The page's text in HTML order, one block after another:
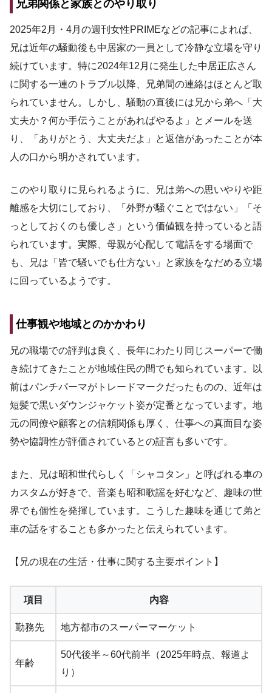
兄弟関係と家族とのやり取り
2025年2月・4月の週刊女性PRIMEなどの記事によれば、
兄は近年の騒動後も中居家の一員として冷静な立場を守り
続けています。特に2024年12月に発生した中居正広さん
に関する一連のトラブル以降、兄弟間の連絡はほとんど取
られていません。しかし、騒動の直後には兄から弟へ「大
丈夫か？何か手伝うことがあればやるよ」とメールを送
り、「ありがとう、大丈夫だよ」と返信があったことが本
人の口から明かされています。
このやり取りに見られるように、兄は弟への思いやりや距
離感を大切にしており、「外野が騒ぐことではない」「そ
っとしておくのも優しさ」という価値観を持っていると語
られています。実際、母親が心配して電話をする場面で
も、兄は「皆で騒いでも仕方ない」と家族をなだめる立場
に回っているようです。
仕事観や地域とのかかわり
兄の職場での評判は良く、長年にわたり同じスーパーで働
き続けてきたことが地域住民の間でも知られています。以
前はパンチパーマがトレードマークだったものの、近年は
短髪で黒いダウンジャケット姿が定番となっています。地
元の同僚や顧客との信頼関係も厚く、仕事への真面目な姿
勢や協調性が評価されているとの証言も多いです。
また、兄は昭和世代らしく「シャコタン」と呼ばれる車の
カスタムが好きで、音楽も昭和歌謡を好むなど、趣味の世
界でも個性を発揮しています。こうした趣味を通じて弟と
車の話をすることも多かったと伝えられています。
【兄の現在の生活・仕事に関する主要ポイント】
項目 内容
勤務先 地方都市のスーパーマーケット
年齢
50代後半～60代前半（2025年時点、報道よ
り）